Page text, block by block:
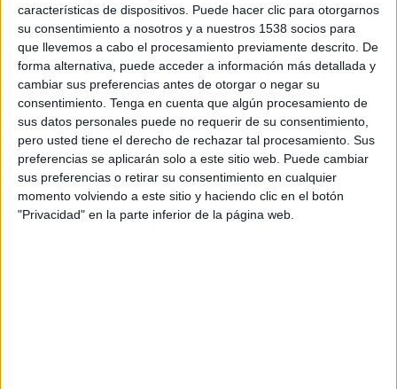
características de dispositivos. Puede hacer clic para otorgarnos
su consentimiento a nosotros y a nuestros 1538 socios para
que llevemos a cabo el procesamiento previamente descrito. De
forma alternativa, puede acceder a información más detallada y
cambiar sus preferencias antes de otorgar o negar su
consentimiento. Tenga en cuenta que algún procesamiento de
sus datos personales puede no requerir de su consentimiento,
pero usted tiene el derecho de rechazar tal procesamiento. Sus
preferencias se aplicarán solo a este sitio web. Puede cambiar
sus preferencias o retirar su consentimiento en cualquier
momento volviendo a este sitio y haciendo clic en el botón
"Privacidad" en la parte inferior de la página web.
IMPRIMIR
TWEET
SHARE
SHARE
ENVIAR